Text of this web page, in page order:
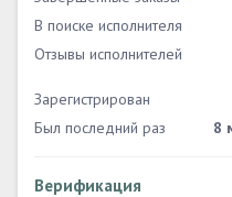
В поиске исполнителя
Отзывы исполнителей
Зарегистрирован
Был последний раз
8
Верификация